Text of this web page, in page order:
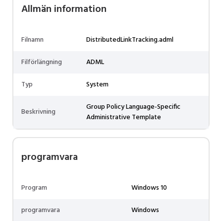
Allmän information
Filnamn
DistributedLinkTracking.adml
Filförlängning
ADML
Typ
System
Beskrivning
Group Policy Language-Specific
Administrative Template
programvara
Program
Windows 10
programvara
Windows